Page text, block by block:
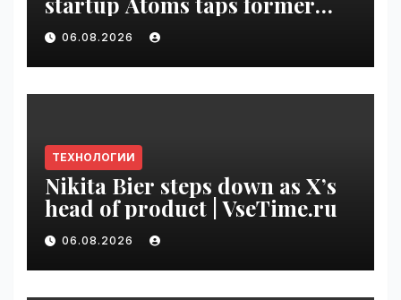
Uber finance chief as CFO |
VseTime.ru
06.08.2026
ТЕХНОЛОГИИ
Nikita Bier steps down as X’s
head of product | VseTime.ru
06.08.2026